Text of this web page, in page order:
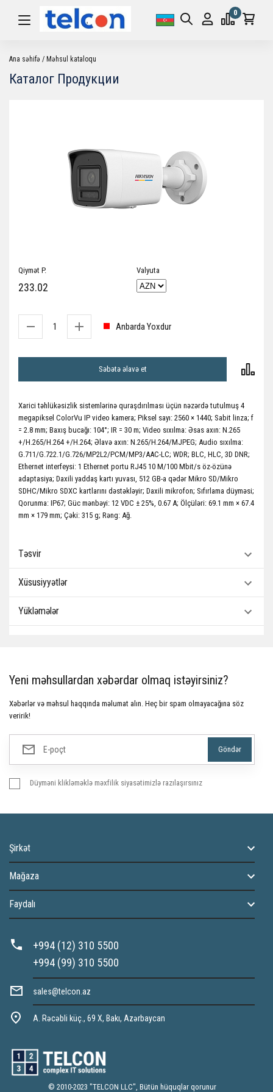
0
Ana səhifə Məhsul kataloqu
Каталог Продукции
Qiymət P.
233.02
Valyuta
Anbarda Yoxdur
Səbətə əlavə et
Xarici təhlükəsizlik sistemlərinə quraşdırılması üçün nəzərdə tutulmuş 4
megapiksel ColorVu IP video kamera; Piksel sayı: 2560 × 1440; Sabit linza; f
= 2.8 mm; Baxış bucağı: 104°; IR = 30 m; Video sıxılma: Əsas axın: N.265
+/H.265/H.264 +/H.264; Əlavə axın: N.265/H.264/MJPEG; Audio sıxılma:
G.711/G.722.1/G.726/MP2L2/PCM/MP3/AAC-LC; WDR; BLC, HLC, 3D DNR;
Ethernet interfeysi: 1 Ethernet portu RJ45 10 M/100 Mbit/s öz-özünə
adaptasiya; Daxili yaddaş kartı yuvası, 512 GB-a qədər Mikro SD/Mikro
SDHC/Mikro SDXC kartlarını dəstəkləyir; Daxili mikrofon; Sıfırlama düyməsi;
Qorunma: IP67; Güc mənbəyi: 12 VDC ± 25%, 0.67 A; Ölçüləri: 69.1 mm × 67.4
mm × 179 mm; Çəki: 315 g; Rəng: Ağ.
Təsvir
Xüsusiyyətlər
Yükləmələr
Yeni məhsullardan xəbərdar olmaq istəyirsiniz?
Xəbərlər və məhsul haqqında məlumat alın. Heç bir spam olmayacağına söz
veririk!
Düyməni klikləməklə məxfilik siyasətimizlə razılaşırsınız
Şirkət
Mağaza
Faydalı
+994 (12) 310 5500
+994 (99) 310 5500
sales@telcon.az
A. Rəcəbli küç., 69 X, Bakı, Azərbaycan
© 2010-2023 "TELCON LLC", Bütün hüquqlar qorunur